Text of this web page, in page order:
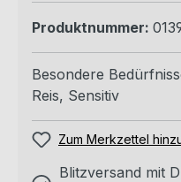
Produktnummer:
Besondere
Reis, Sensitiv
Zum Merkzettel
Blitzversand mit